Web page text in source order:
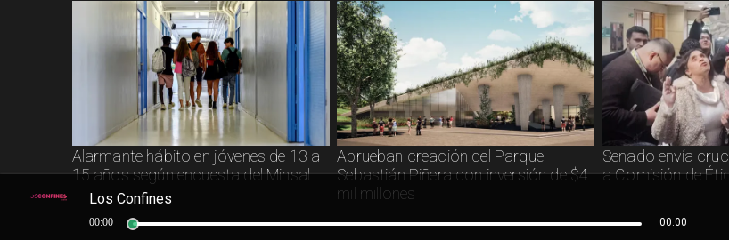
Alarmante hábito en jóvenes de 13 a
15 años según encuesta del Minsal
Aprueban creación del Parque
Sebastián Piñera con inversión de $4
mil millones
Senado envía
a Comisión de
Los Confines
00:00 00:00